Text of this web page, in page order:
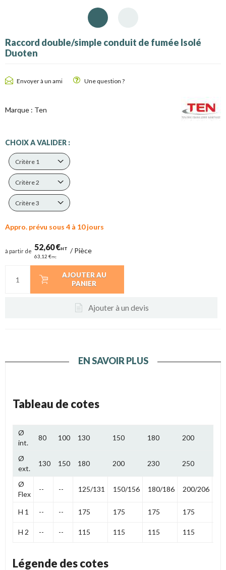
Raccord double/simple conduit de fumée Isolé
Duoten
Envoyer à un ami Une question ?
Marque : Ten
CHOIX A VALIDER :
Critère 1
Critère 2
Critère 3
Appro. prévu sous 4 à 10 jours
à partir de 52,60 €HT
63,12 €TTC
/Pièce
AJOUTER AU
PANIER
Ajouter à un devis
EN SAVOIR PLUS
Tableau de cotes
Ø
int.
80 100 130 150 180 200
Ø
ext.
130 150 180 200 230 250
Ø
Flex
-- -- 125/131 150/156 180/186 200/206
H 1 -- -- 175 175 175 175
H 2 -- -- 115 115 115 115
Légende des cotes